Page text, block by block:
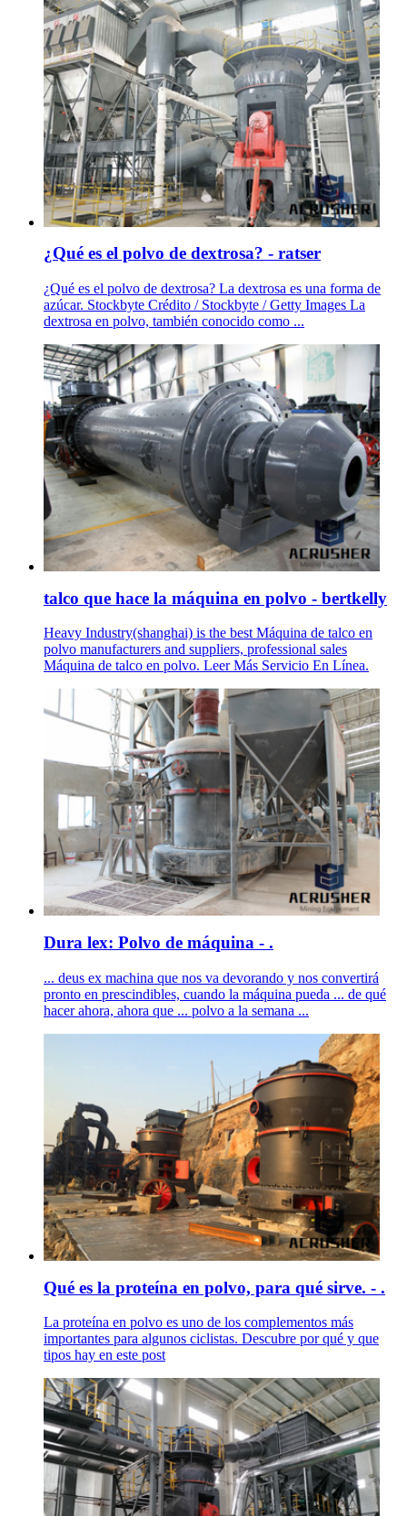
¿Qué es el polvo de dextrosa? - ratser
¿Qué es el polvo de dextrosa? La dextrosa es una forma de
azúcar. Stockbyte Crédito / Stockbyte / Getty Images La
dextrosa en polvo, también conocido como ...
talco que hace la máquina en polvo - bertkelly
Heavy Industry(shanghai) is the best Máquina de talco en
polvo manufacturers and suppliers, professional sales
Máquina de talco en polvo. Leer Más Servicio En Línea.
Dura lex: Polvo de máquina - .
... deus ex machina que nos va devorando y nos convertirá
pronto en prescindibles, cuando la máquina pueda ... de qué
hacer ahora, ahora que ... polvo a la semana ...
Qué es la proteína en polvo, para qué sirve. - .
La proteína en polvo es uno de los complementos más
importantes para algunos ciclistas. Descubre por qué y que
tipos hay en este post